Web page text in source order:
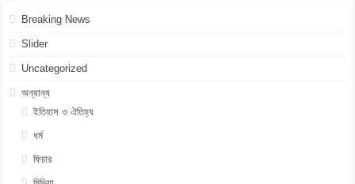
Breaking News
Slider
Uncategorized
অন্যান্য
ইতিহাস ও ঐতিহ্য
ধর্ম
ফিচার